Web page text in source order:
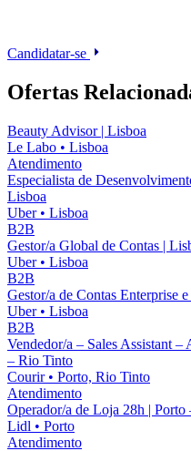
Candidatar-se
Ofertas
Beauty Advisor | Lisboa
Le Labo • Lisboa
Atendimento
Especialista de
Lisboa
Uber • Lisboa
B2B
Gestor/a Global de Contas |
Uber • Lisboa
B2B
Gestor/a de Contas Enterprise
Uber • Lisboa
B2B
Vendedor/a – Sales Assistant –
– Rio Tinto
Courir • Porto, Rio Tinto
Atendimento
Operador/a de Loja 28h | Porto
Lidl • Porto
Atendimento